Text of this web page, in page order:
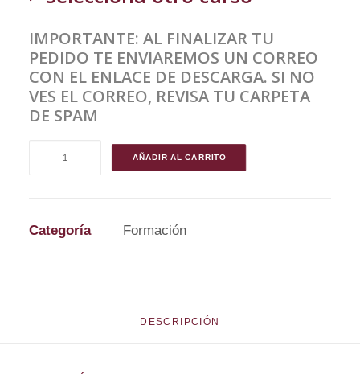
IMPORTANTE: AL FINALIZAR TU
PEDIDO TE ENVIAREMOS UN CORREO
CON EL ENLACE DE DESCARGA. SI NO
VES EL CORREO, REVISA TU CARPETA
DE SPAM
Online
AÑADIR AL CARRITO
Categoría Formación
DESCRIPCIÓN